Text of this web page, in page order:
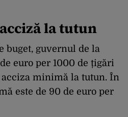
la tutun
buget, guvernul de la
euro per 1000 de țigări
acciza minimă la tutun. În
este de 90 de euro per